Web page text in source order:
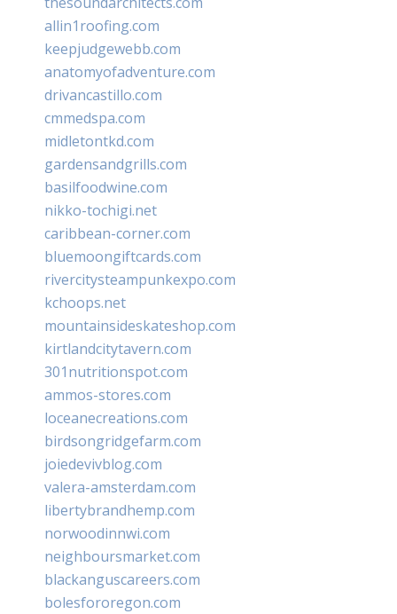
allin1roofing.com
keepjudgewebb.com
anatomyofadventure.com
drivancastillo.com
cmmedspa.com
midletontkd.com
gardensandgrills.com
basilfoodwine.com
nikko-tochigi.net
caribbean-corner.com
bluemoongiftcards.com
rivercitysteampunkexpo.com
kchoops.net
mountainsideskateshop.com
kirtlandcitytavern.com
301nutritionspot.com
ammos-stores.com
loceanecreations.com
birdsongridgefarm.com
joiedevivblog.com
valera-amsterdam.com
libertybrandhemp.com
norwoodinnwi.com
neighboursmarket.com
blackanguscareers.com
bolesfororegon.com